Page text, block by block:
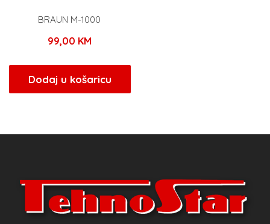
BRAUN M-1000
99,00 KM
Dodaj u košaricu